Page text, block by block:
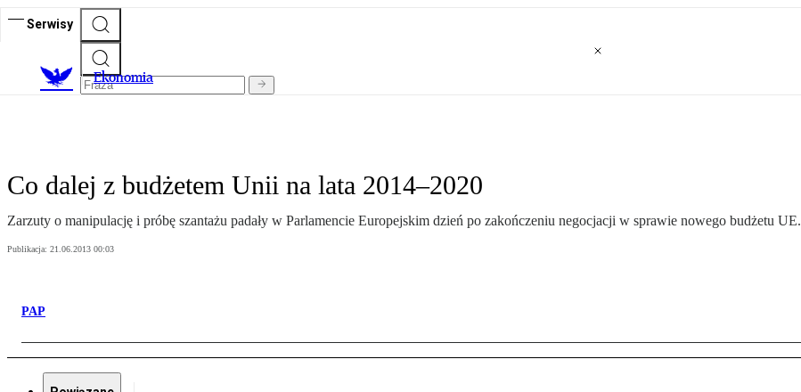
Serwisy
Ekonomia
Co dalej z budżetem Unii na lata 2014–2020
Zarzuty o manipulację i próbę szantażu padały w Parlamencie Europejskim dzień po zakończeniu negocjacji w sprawie nowego budżetu UE.
Publikacja: 21.06.2013 00:03
PAP